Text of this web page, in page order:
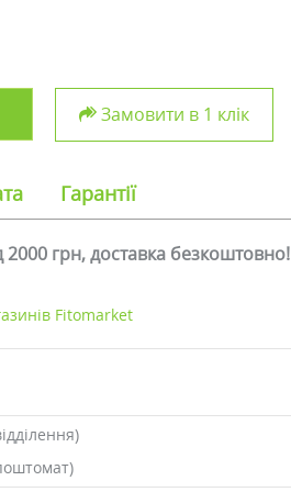
Замовити в 1 клік
Гарантії
2000 грн, доставка безкоштовно!
Fitomarket